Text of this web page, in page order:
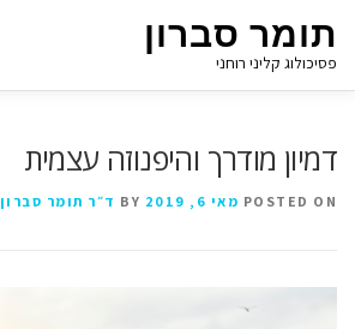
תומר סברון
פסיכולוג קליני רוחני
דמיון מודרך והיפנוזה עצמית
POSTED ON מאי 6, 2019 ד״ר תומר סברון